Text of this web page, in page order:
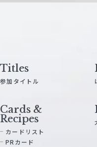
Titles
参加タイトル
Cards &
Recipes
カードリスト
PRカード